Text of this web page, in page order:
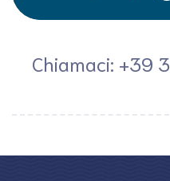
Chiamaci: +39